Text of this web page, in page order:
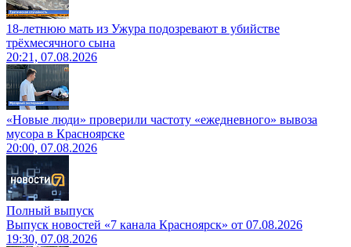
18-летнюю мать из Ужура подозревают в убийстве
трёхмесячного сына
20:21, 07.08.2026
«Новые люди» проверили частоту «ежедневного» вывоза
мусора в Красноярске
20:00, 07.08.2026
Полный выпуск
Выпуск новостей «7 канала Красноярск» от 07.08.2026
19:30, 07.08.2026